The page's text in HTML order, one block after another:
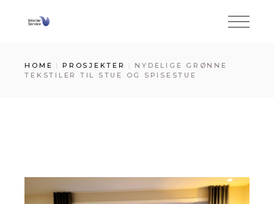
HOME PROSJEKTER
NYDELIGE GRØNNE
TEKSTILER TIL STUE OG SPISESTUE